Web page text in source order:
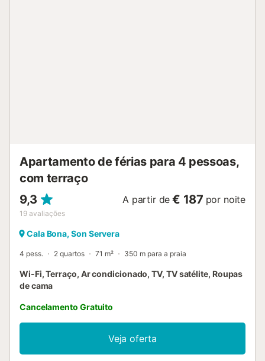
Apartamento de férias para 4 pessoas,
com terraço
9,3
19 avaliações
A partir de € 187 por noite
Cala Bona, Son Servera
4 pess. 2 quartos 71 m² 350 m para a praia
Wi-Fi, Terraço, Ar condicionado, TV, TV satélite, Roupas
de cama
Cancelamento Gratuito
Veja oferta